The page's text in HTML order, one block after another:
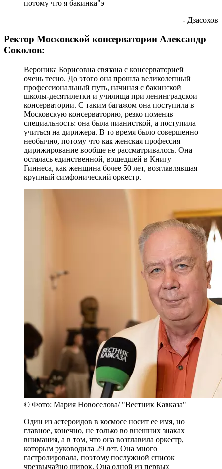
потому что я бакинка"э
- Дзасохов
Ректор Московской консерватории Александр
Соколов:
Вероника Борисовна связана с консерваторией
очень тесно. До этого она прошла великолепный
профессиональный путь, начиная с бакинской
школы-десятилетки и училища при ленинградской
консерватории. С таким багажом она поступила в
Московскую консерваторию, резко поменяв
специальность: она была пианисткой, а поступила
учиться на дирижера. В то время было совершенно
необычно, потому что как женская профессия
дирижирование вообще не рассматривалось. Она
осталась единственной, вошедшей в Книгу
Гиннеса, как женщина более 50 лет, возглавлявшая
крупный симфонический оркестр.
© Фото: Мария Новоселова/ "Вестник Кавказа"
Один из астероидов в космосе носит ее имя, но
главное, конечно, не только во внешних знаках
внимания, а в том, что она возглавила оркестр,
которым руководила 29 лет. Она много
гастролировала, поэтому послужной список
чрезвычайно широк. Она одной из первых